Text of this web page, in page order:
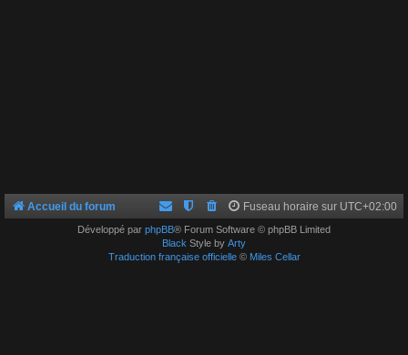
Accueil du forum Fuseau horaire sur UTC+02:00
Développé par phpBB® Forum Software © phpBB Limited
Black Style by Arty
Traduction française officielle© Miles Cellar